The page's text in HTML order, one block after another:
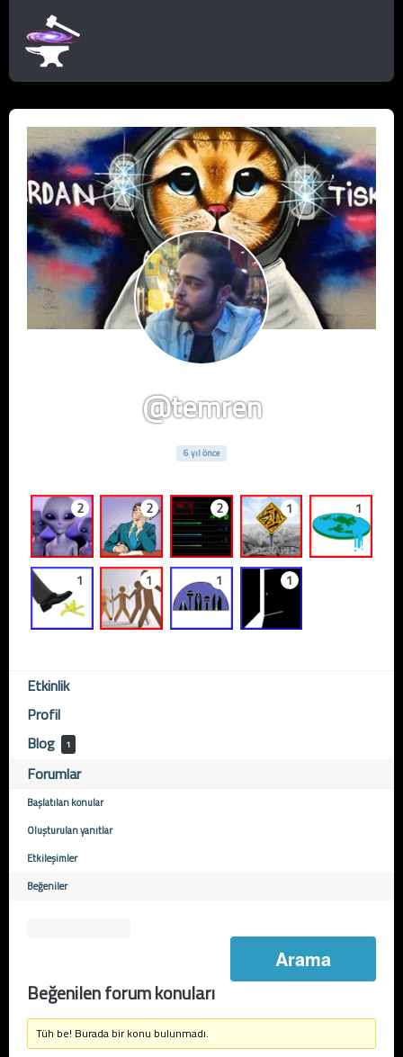
@temren
6 yıl önce
2 2 2 1 1
1 1 1 1
Etkinlik
Profil
Blog
1
Forumlar
Başlatılan konular
Oluşturulan yanıtlar
Etkileşimler
Beğeniler
Beğenilen forum konuları
Tüh be! Burada bir konu bulunmadı.